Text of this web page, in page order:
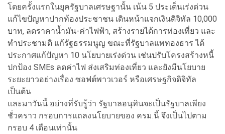
โดยครั้งแรกในยุครัฐบาลเศรษฐานั้น เน้น 5 ประเด็นเร่งด่วน
แก้ไขปัญหาปากท้องประชาชน เดินหน้าแจกเงินดิจิทัล 10,000
บาท, ลดราคาน้ำมัน-ค่าไฟฟ้า, สร้างรายได้การท่องเที่ยว และ
ทำประชามติ แก้รัฐธรรมนูญ ขณะที่รัฐบาลแพทองธาร ได้
ประกาศแก้ปัญหา 10 นโยบายเร่งด่วน เช่นปรับโครงสร้างหนี้
ปกป้อง SMEs ลดค่าไฟ ส่งเสริมท่องเที่ยว และยังมีนโยบาย
ระยะยาวอย่างเรื่อง ซอฟต์พาวเวอร์ หรือเศรษฐกิจดิจิทัล
เป็นต้น
และมาวันนี้ อย่างที่รับรู้ว่า รัฐบาลอนุทินจะเป็นรัฐบาลเพียง
ชั่วคราว กรอบการแถลงนโยบายของ ครม.นี้ จึงเป็นไปตาม
กรอบ 4 เดือนเท่านั้น